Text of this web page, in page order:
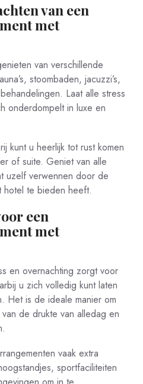
van een
met
van verschillende
stoombaden, jacuzzi’s,
Laat alle stress
onderdompelt in luxe en
kunt u heerlijk tot rust komen
of suite. Geniet van alle
uzelf verwennen door de
hotel te bieden heeft.
een
met
en overnachting zorgt voor
u zich volledig kunt laten
Het is de ideale manier om
de drukte van alledag en
vaak extra
sportfaciliteiten